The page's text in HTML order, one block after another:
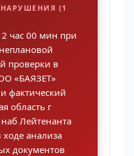
(1
час 00 мин при
проверки в
«БАЯЗЕТ»
фактический
область г
Лейтенанта
анализа
документов